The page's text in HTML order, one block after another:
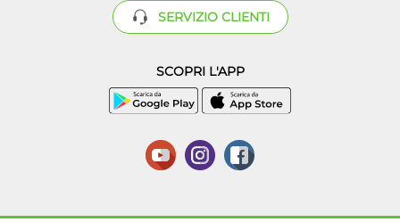
SERVIZIO CLIENTI
SCOPRI L'APP